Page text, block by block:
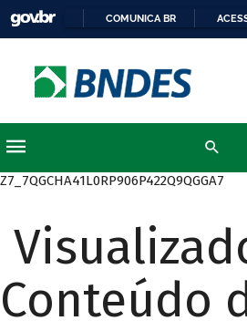
COMUNICA BR
Z7_7QGCHA41L0RP906P422Q9QGGA7
Conteúdo